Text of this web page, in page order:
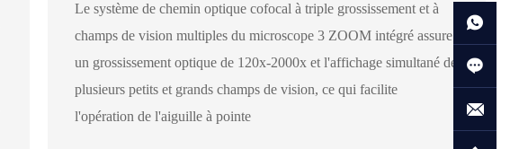
Le système de chemin optique cofocal à triple grossissement et à
champs de vision multiples du microscope 3 ZOOM intégré assure
un grossissement optique de 120x-2000x et l'affichage simultané de
plusieurs petits et grands champs de vision, ce qui facilite
l'opération de l'aiguille à pointe